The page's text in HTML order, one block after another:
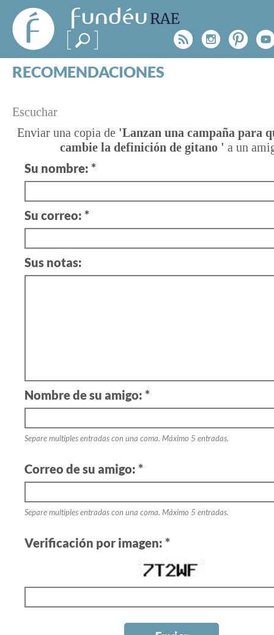
FundéuRAE
- Fundación
del Español
Urgente
Rss
RECOMENDACIONES
ESPECIALES
BLOG
NOTICIAS
SOBRE LA FUNDÉURAE
FundéuRAE es una fundación patrocinada por la
y la Real Academia Española, cuyo objetivo es
Internet.
¿TIENES
UNA
DUDA?
Consúltanos
Escuchar
Enviar una copia de 'Lanzan una campaña para
cambie la definición de gitano ' a un
Su nombre: *
Su correo: *
Sus notas:
Nombre de su amigo: *
Separe multiples entradas con una coma. Máximo 5 entradas.
Correo de su amigo: *
Separe multiples entradas con una coma. Máximo 5 entradas.
Verificación por imagen: *